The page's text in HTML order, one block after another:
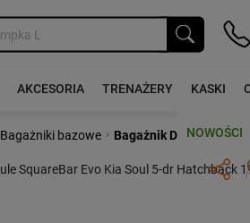
AKCESORIA TRENAŻERY KASKI
NOWOŚCI
Bagażniki bazowe › Bagażnik Dachowy